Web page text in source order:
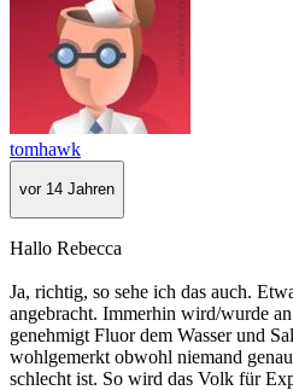
tomhawk
vor 14 Jahren
Hallo Rebecca
Ja, richtig, so sehe ich das auch.
angebracht. Immerhin wird/wurde
genehmigt Fluor dem Wasser und
wohlgemerkt obwohl niemand
schlecht ist. So wird das Volk für